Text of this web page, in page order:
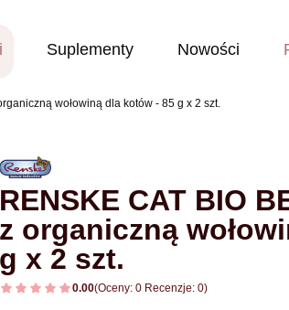
Suplementy Nowości
wołowiną dla kotów - 85 g x 2 szt.
RENSKE CAT BIO
z organiczną
g x 2 szt.
0.00(Oceny: 0 Recenzje: 0)